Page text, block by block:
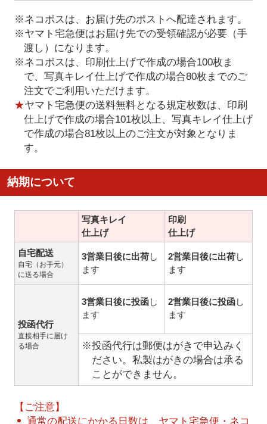
※ネコポスは、お届け先のポストへ配達されます。
※ヤマト宅急便はお届け先での受領確認が必要（手
渡し）になります。
※ネコポスは、印刷仕上げで作成の場合100枚ま
で、写真キレイ仕上げで作成の場合80枚までのご
注文でご利用いただけます。
★ヤマト宅急便の送料無料となる規定枚数は、印刷
仕上げで作成の場合101枚以上、写真キレイ仕上げ
で作成の場合81枚以上のご注文が対象となりま
す。
納期について
写真キレイ
仕上げ
印刷
仕上げ
自宅配送
自宅（お手元）
に送る場合
3営業日後に出荷し
ます
2営業日後に出荷し
ます
投函代行
直接相手に届け
る場合
3営業日後に投函し
ます
2営業日後に投函し
ます
※投函代行は郵便はがきで申込みく
ださい。私製はがきの場合は承る
ことができません。
【ご注意】
通常の配送にかかる日数は、ヤマト宅急便・ネコ